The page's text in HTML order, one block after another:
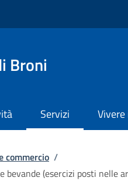
Broni
Servizi
commercio /
(esercizi posti nelle